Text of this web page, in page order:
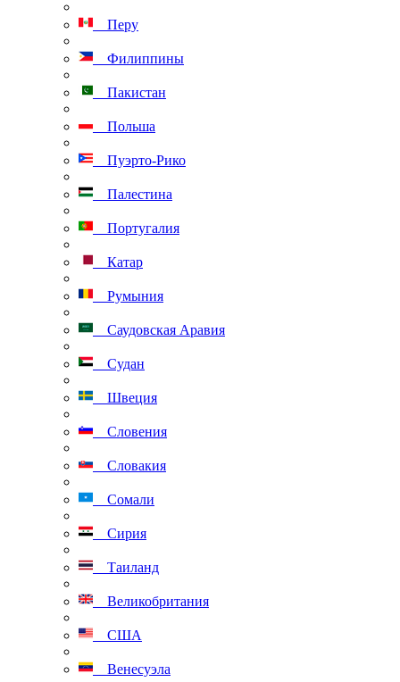
Перу
Филиппины
Пакистан
Польша
Пуэрто-Рико
Палестина
Португалия
Катар
Румыния
Саудовская Аравия
Судан
Швеция
Словения
Словакия
Сомали
Сирия
Таиланд
Великобритания
США
Венесуэла